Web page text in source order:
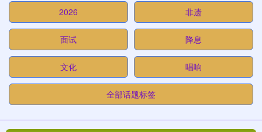
2026 非遗
面试 降息
文化 唱响
全部话题标签